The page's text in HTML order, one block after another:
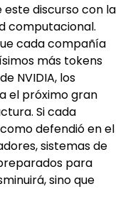
este discurso con la
computacional.
cada compañía
más tokens
NVIDIA, los
el próximo gran
Si cada
defendió en el
sistemas de
para
sino que